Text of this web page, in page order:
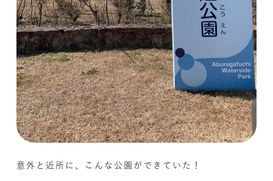
意外と近所に、こんな公園ができていた！